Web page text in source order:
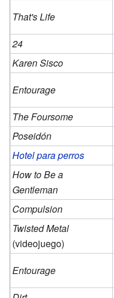
That's Life
24
Karen Sisco
Entourage
The Foursome
Poseidón
Hotel para perros
How to Be a
Gentleman
Compulsion
Twisted Metal
(videojuego)
Entourage